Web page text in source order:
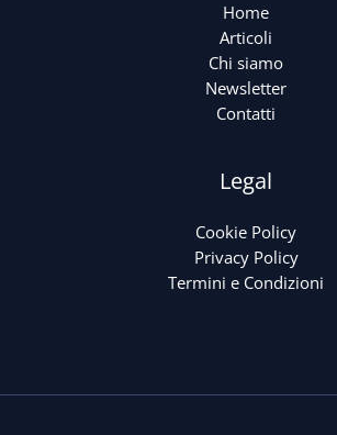
Home
Articoli
Chi siamo
Newsletter
Contatti
Legal
Cookie Policy
Privacy Policy
Termini e Condizioni